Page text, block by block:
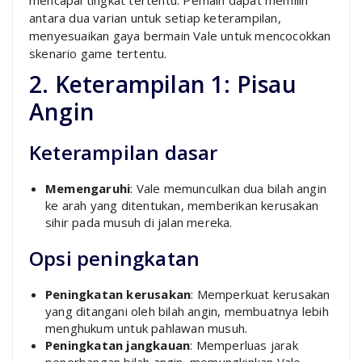
antara dua varian untuk setiap keterampilan,
menyesuaikan gaya bermain Vale untuk mencocokkan
skenario game tertentu.
2. Keterampilan 1: Pisau
Angin
Keterampilan dasar
Memengaruhi: Vale memunculkan dua bilah angin
ke arah yang ditentukan, memberikan kerusakan
sihir pada musuh di jalan mereka.
Opsi peningkatan
Peningkatan kerusakan: Memperkuat kerusakan
yang ditangani oleh bilah angin, membuatnya lebih
menghukum untuk pahlawan musuh.
Peningkatan jangkauan: Memperluas jarak